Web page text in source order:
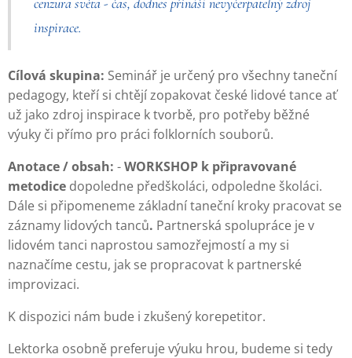
inspirace.
Cílová skupina: Seminář je určený pro všechny taneční
pedagogy, kteří si chtějí zopakovat české lidové tance ať
už jako zdroj inspirace k tvorbě, pro potřeby běžné
výuky či přímo pro práci folklorních souborů.
Anotace / obsah: -WORKSHOP k připravované
metodice dopoledne předškoláci, odpoledne školáci.
Dále si připomeneme základní taneční kroky pracovat se
záznamy lidových tanců. Partnerská spolupráce je v
lidovém tanci naprostou samozřejmostí a my si
naznačíme cestu, jak se propracovat k partnerské
improvizaci.
K dispozici nám bude i zkušený korepetitor.
Lektorka osobně preferuje výuku hrou, budeme si tedy